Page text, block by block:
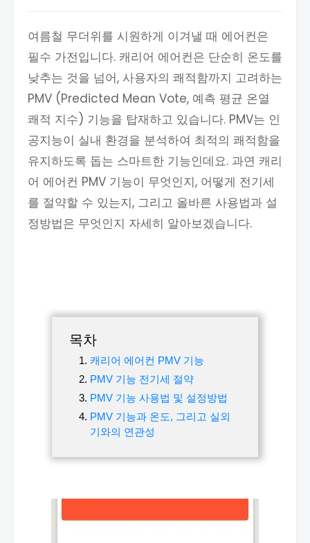
여름철 무더위를 시원하게 이겨낼 때 에어컨은
필수 가전입니다. 캐리어 에어컨은 단순히 온도를
낮추는 것을 넘어, 사용자의 쾌적함까지 고려하는
PMV (Predicted Mean Vote, 예측 평균 온열
쾌적 지수) 기능을 탑재하고 있습니다. PMV는 인
공지능이 실내 환경을 분석하여 최적의 쾌적함을
유지하도록 돕는 스마트한 기능인데요. 과연 캐리
어 에어컨 PMV 기능이 무엇인지, 어떻게 전기세
를 절약할 수 있는지, 그리고 올바른 사용법과 설
정방법은 무엇인지 자세히 알아보겠습니다.
목차
캐리어 에어컨 PMV 기능
PMV 기능 전기세 절약
PMV 기능 사용법 및 설정방법
PMV 기능과 온도, 그리고 실외
기와의 연관성